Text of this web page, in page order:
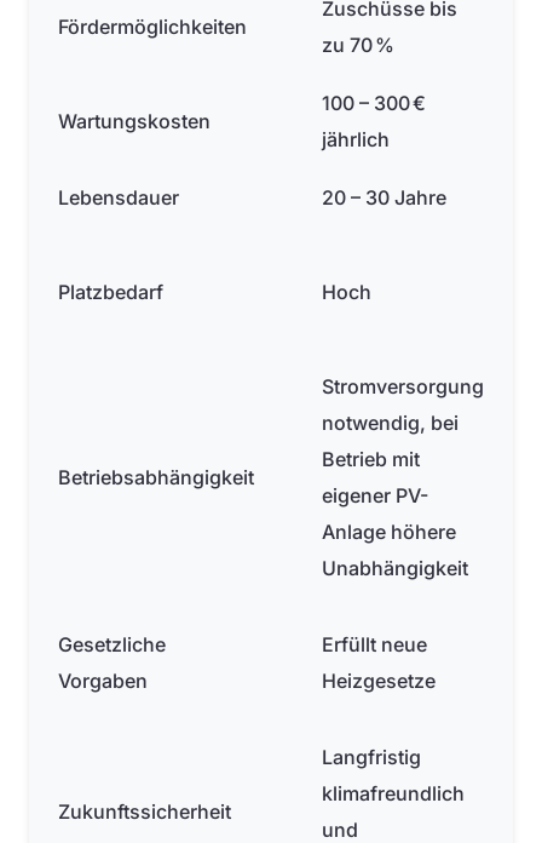
Fördermöglichkeiten
Zuschüsse bis
zu 70 %
Wartungskosten
100 – 300 €
jährlich
Lebensdauer 20 – 30 Jahre
Platzbedarf Hoch
Betriebsabhängigkeit
Stromversorgung
notwendig, bei
Betrieb mit
eigener PV-
Anlage höhere
Unabhängigkeit
Gesetzliche
Vorgaben
Erfüllt neue
Heizgesetze
Zukunftssicherheit
Langfristig
klimafreundlich
und